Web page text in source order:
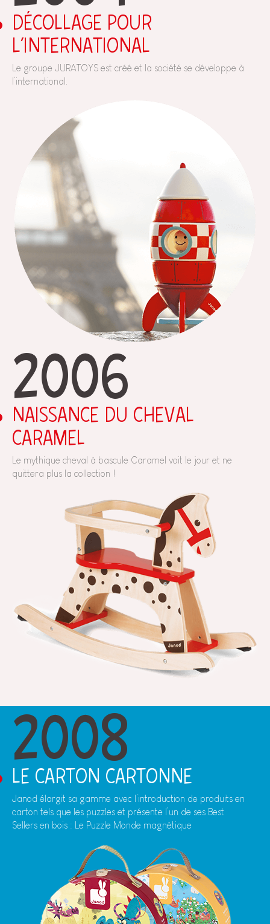
DÉCOLLAGE POUR
L’INTERNATIONAL
Le groupe JURATOYS est créé et la société se développe à
l’international.
2006
NAISSANCE DU CHEVAL
CARAMEL
Le mythique cheval à bascule Caramel voit le jour et ne
quittera plus la collection !
2008
LE CARTON CARTONNE
Janod élargit sa gamme avec l’introduction de produits en
carton tels que les puzzles et présente l’un de ses Best
Sellers en bois : Le Puzzle Monde magnétique